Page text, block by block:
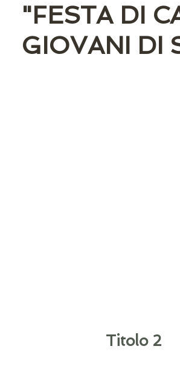
6° Numero APRILE 2022 5° Numero MARZO
"FESTA DI
GIOVANI DI
Titolo 2